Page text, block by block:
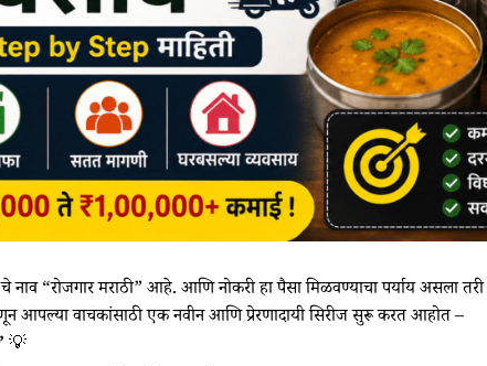
नाव “रोजगार मराठी” आहे. आणि नोकरी हा पैसा मिळवण्याचा पर्याय असला
आपल्या वाचकांसाठी एक नवीन आणि प्रेरणादायी सिरीज सुरू करत आहोत –
💡